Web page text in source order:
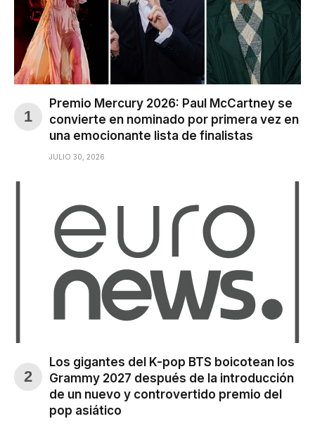
Premio Mercury 2026: Paul McCartney se
convierte en nominado por primera vez en
una emocionante lista de finalistas
JULIO 30, 2026
Los gigantes del K-pop BTS boicotean los
Grammy 2027 después de la introducción
de un nuevo y controvertido premio del
pop asiático